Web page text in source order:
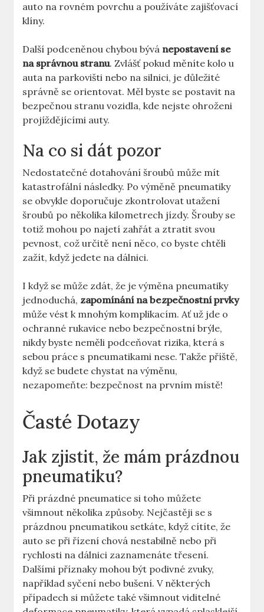
⁤auto na rovném povrchu a používáte zajišťovací⁤
klíny.
Další ​podceněnou chybou bývá nepostavení se
na ‍správnou stranu. Zvlášť pokud měníte​ kolo u
auta na parkovišti ​nebo na ⁣silnici, ‌je⁤ důležité ​
správně se orientovat. Měl byste se postavit na
bezpečnou stranu vozidla, kde nejste ohroženi
projíždějícími auty.
Na co si dát pozor
Nedostatečné⁤ dotahování šroubů může mít
katastrofální následky.​ Po výměně pneumatiky⁢
se ​obvykle‌ doporučuje zkontrolovat utažení
šroubů po několika kilometrech jízdy. Šrouby se
totiž mohou‍ po najetí zahřát⁤ a ⁢ztratit svou
pevnost, což ​určitě není⁢ něco, co byste ⁤chtěli
zažít, když⁣ jedete na dálnici.
I ⁢když⁣ se může‌ zdát, ⁢že je výměna pneumatiky
⁤jednoduchá, zapomínání na bezpečnostní prvky
může vést k mnohým komplikacím. Ať ⁢už‍ jde o
ochranné rukavice nebo bezpečnostní ​brýle,
⁤nikdy⁢ byste neměli podceňovat rizika, která ‌s
sebou práce s⁣ pneumatikami nese. ‌Takže příště,
když se budete chystat na výměnu,
nezapomeňte: bezpečnost⁢ na prvním místě!
Časté Dotazy
Jak zjistit, že mám prázdnou
pneumatiku?
Při prázdné pneumatice‍ si toho můžete
všimnout⁤ několika způsoby. Nejčastěji se s
prázdnou pneumatikou setkáte, když cítíte, že
auto se při ⁢řízení⁤ chová nestabilně nebo při⁤
rychlosti‍ na ⁣dálnici zaznamenáte třesení.
Dalšími ‍příznaky mohou být podivné zvuky,
například syčení nebo bušení. V ‍některých
‍případech ⁤si můžete také všimnout ⁢viditelné